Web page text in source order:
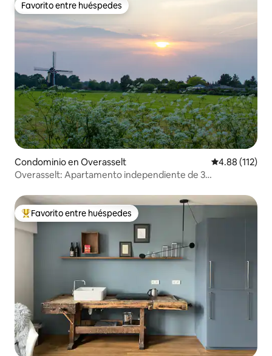
Favorito entre huéspedes
Favorito entre huéspedes
Condominio en Overasselt Calificación
4.88 (112)
Overasselt: Apartamento independiente de 3
De los mejores en Favorito entre huéspedes
Favorito entre huéspedes